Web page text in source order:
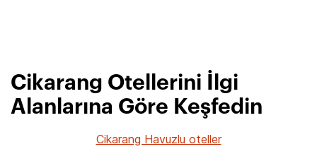
Cikarang Otellerini İlgi
Alanlarına Göre Keşfedin
Cikarang Havuzlu oteller